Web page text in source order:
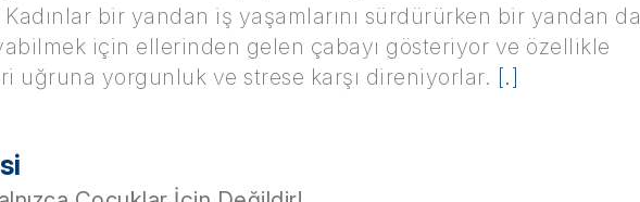
Kadınlar bir yandan iş yaşamlarını sürdürürken bir yandan da
için ellerinden gelen çabayı gösteriyor ve özellikle
uğruna yorgunluk ve strese karşı direniyorlar. [.]